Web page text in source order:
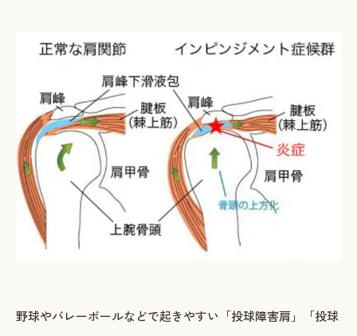
ブログ
ご予約・お問い合わせ
LINEで予約・相談する
tel. 080-3628-1771
Instagram LINE
野球やバレーボールなどで起きやすい「投球障害肩」「投球